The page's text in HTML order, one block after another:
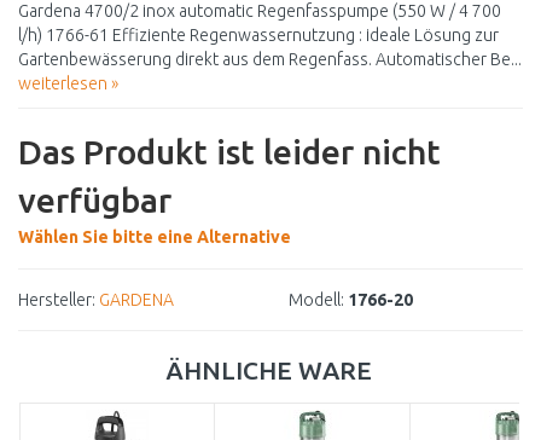
Gardena 4700/2 inox automatic Regenfasspumpe (550 W / 4 700
l/h) 1766-61 Effiziente Regenwassernutzung : ideale Lösung zur
Gartenbewässerung direkt aus dem Regenfass. Automatischer Be...
weiterlesen »
Das Produkt ist leider nicht
verfügbar
Wählen Sie bitte eine Alternative
Hersteller: GARDENA Modell: 1766-20
ÄHNLICHE WARE